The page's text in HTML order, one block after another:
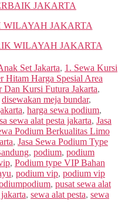
JAKARTA
WILAYAH JAKARTA
WILAYAH JAKARTA
Set Jakarta, 1. Sewa Kursi
Harga Spesial Area
Dan Kursi Futura Jakarta,
disewakan meja bundar,
, harga sewa podium,
sewa alat pesta jakarta, Jasa
Podium Berkualitas Limo
, Jasa Sewa Podium Type
, podium, podium
, Podium type VIP Bahan
, podium vip, podium vip
, pusat sewa alat
, sewa alat pesta, sewa